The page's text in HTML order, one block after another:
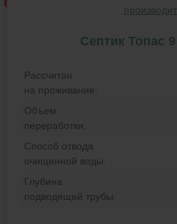
Септик Топас 9
Рассчитан
на проживание:
Объем
переработки:
Способ отвода
очищенной воды:
Глубина
подводящей трубы: